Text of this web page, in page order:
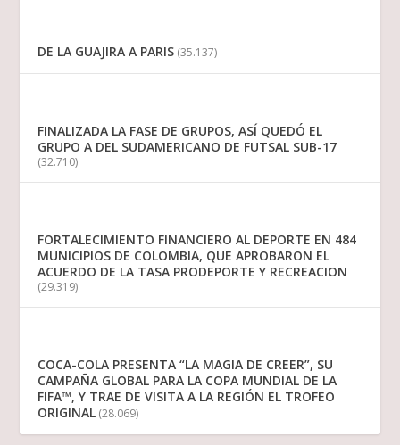
DE LA GUAJIRA A PARIS (35.137)
FINALIZADA LA FASE DE GRUPOS, ASÍ QUEDÓ EL
GRUPO A DEL SUDAMERICANO DE FUTSAL SUB-17
(32.710)
FORTALECIMIENTO FINANCIERO AL DEPORTE EN 484
MUNICIPIOS DE COLOMBIA, QUE APROBARON EL
ACUERDO DE LA TASA PRODEPORTE Y RECREACION
(29.319)
COCA-COLA PRESENTA “LA MAGIA DE CREER”, SU
CAMPAÑA GLOBAL PARA LA COPA MUNDIAL DE LA
FIFA™, Y TRAE DE VISITA A LA REGIÓN EL TROFEO
ORIGINAL (28.069)